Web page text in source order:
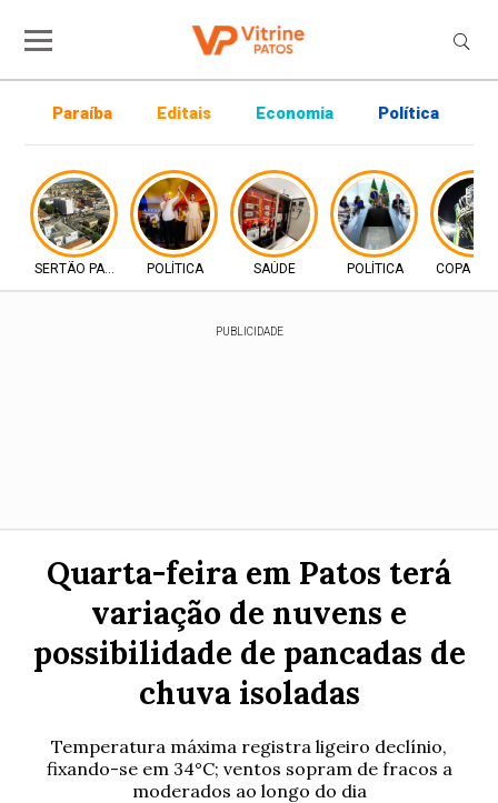
Paraíba Editais Economia Política
SERTÃO PARAIBANOPOLÍTICA SAÚDE POLÍTICA COPA DO
PUBLICIDADE
Quarta-feira em Patos terá
variação de nuvens e
possibilidade de pancadas de
chuva isoladas
Temperatura máxima registra ligeiro declínio,
fixando-se em 34°C; ventos sopram de fracos a
moderados ao longo do dia